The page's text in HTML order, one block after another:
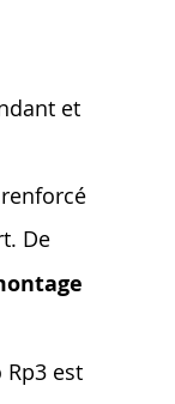
et
De
est